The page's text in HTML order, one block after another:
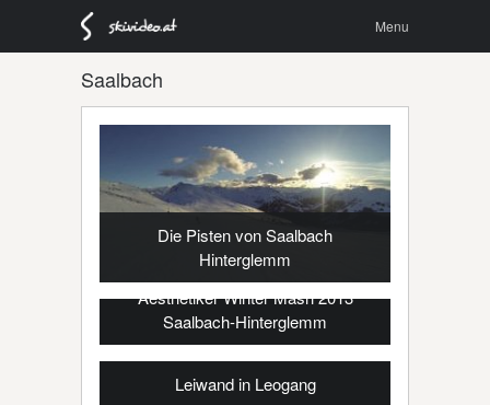
content
Menu
Saalbach
Die Pisten von Saalbach
Hinterglemm
Aesthetiker Winter Mäsh 2013
Saalbach-Hinterglemm
Leiwand in Leogang